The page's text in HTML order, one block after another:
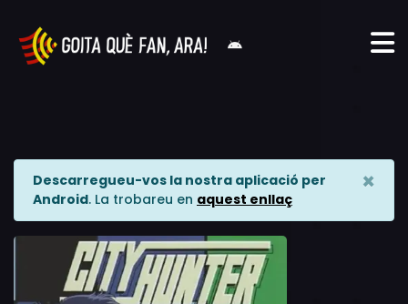
Descarregueu-vos la nostra aplicació per
Android. La trobareu en aquest enllaç
×